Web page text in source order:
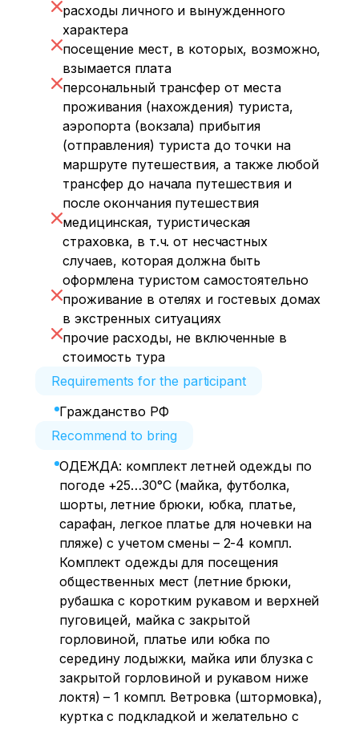
расходы личного и вынужденного
характера
посещение мест, в которых, возможно,
взымается плата
персональный трансфер от места
проживания (нахождения) туриста,
аэропорта (вокзала) прибытия
(отправления) туриста до точки на
маршруте путешествия, а также любой
трансфер до начала путешествия и
после окончания путешествия
медицинская, туристическая
страховка, в т.ч. от несчастных
случаев, которая должна быть
оформлена туристом самостоятельно
проживание в отелях и гостевых домах
в экстренных ситуациях
прочие расходы, не включенные в
стоимость тура
Requirements for the participant
Гражданство РФ
Recommend to bring
ОДЕЖДА: комплект летней одежды по
погоде +25…30°C (майка, футболка,
шорты, летние брюки, юбка, платье,
сарафан, легкое платье для ночевки на
пляже) с учетом смены – 2-4 компл.
Комплект одежды для посещения
общественных мест (летние брюки,
рубашка с коротким рукавом и верхней
пуговицей, майка с закрытой
горловиной, платье или юбка по
середину лодыжки, майка или блузка с
закрытой горловиной и рукавом ниже
локтя) – 1 компл. Ветровка (штормовка),
куртка с подкладкой и желательно с